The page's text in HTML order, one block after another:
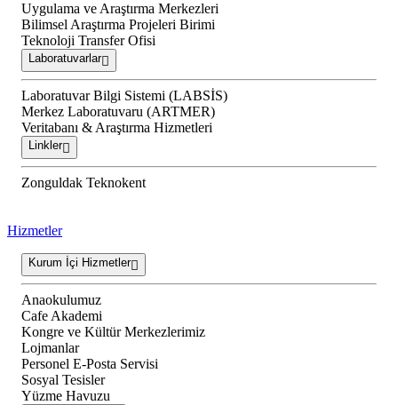
Uygulama ve Araştırma Merkezleri
Bilimsel Araştırma Projeleri Birimi
Teknoloji Transfer Ofisi
Laboratuvarlar
Laboratuvar Bilgi Sistemi (LABSİS)
Merkez Laboratuvaru (ARTMER)
Veritabanı & Araştırma Hizmetleri
Linkler
Zonguldak Teknokent
Hizmetler
Kurum İçi Hizmetler
Anaokulumuz
Cafe Akademi
Kongre ve Kültür Merkezlerimiz
Lojmanlar
Personel E-Posta Servisi
Sosyal Tesisler
Yüzme Havuzu